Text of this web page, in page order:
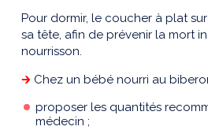
Pour dormir, le coucher à plat
sa tête, afin de prévenir la mort
nourrisson.
🡲 Chez un bébé nourri au
proposer les quantités
médecin ;